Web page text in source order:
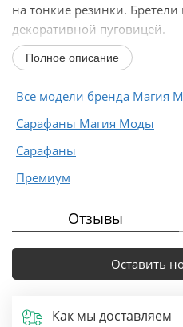
на тонкие резинки.
декоративной пуговицей.
Длина сарафана ...
Полное описание
Все модели бренда Магия
Сарафаны Магия Моды
Сарафаны
Премиум
Отзывы
Оставить
Как мы доставляем